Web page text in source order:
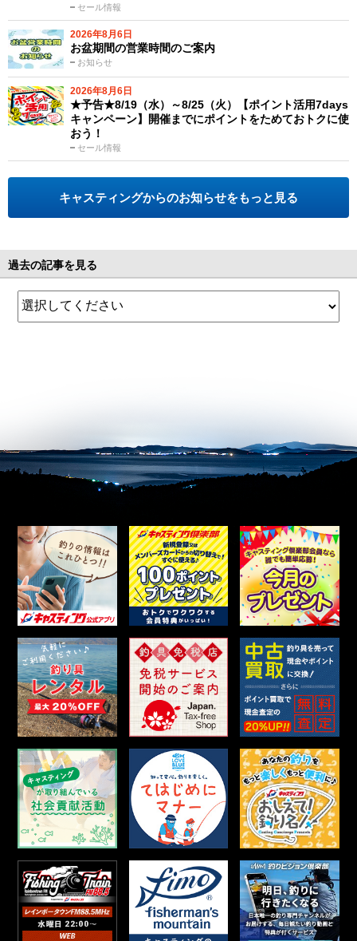
セール情報
2026年8月6日
お知らせ
お盆期間の営業時間のご案内
2026年8月6日
セール情報
★予告★8/19（水）～8/25（火）【ポイント活用7days
キャンペーン】開催までにポイントをためておトクに使
おう！
キャスティングからのお知らせをもっと見る
過去の記事を見る